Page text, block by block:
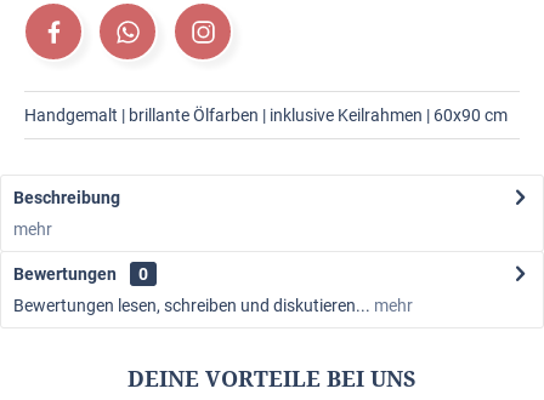
Handgemalt | brillante Ölfarben | inklusive Keilrahmen | 60x90 cm
Beschreibung
mehr
Bewertungen
0
Bewertungen lesen, schreiben und diskutieren... mehr
DEINE VORTEILE BEI UNS